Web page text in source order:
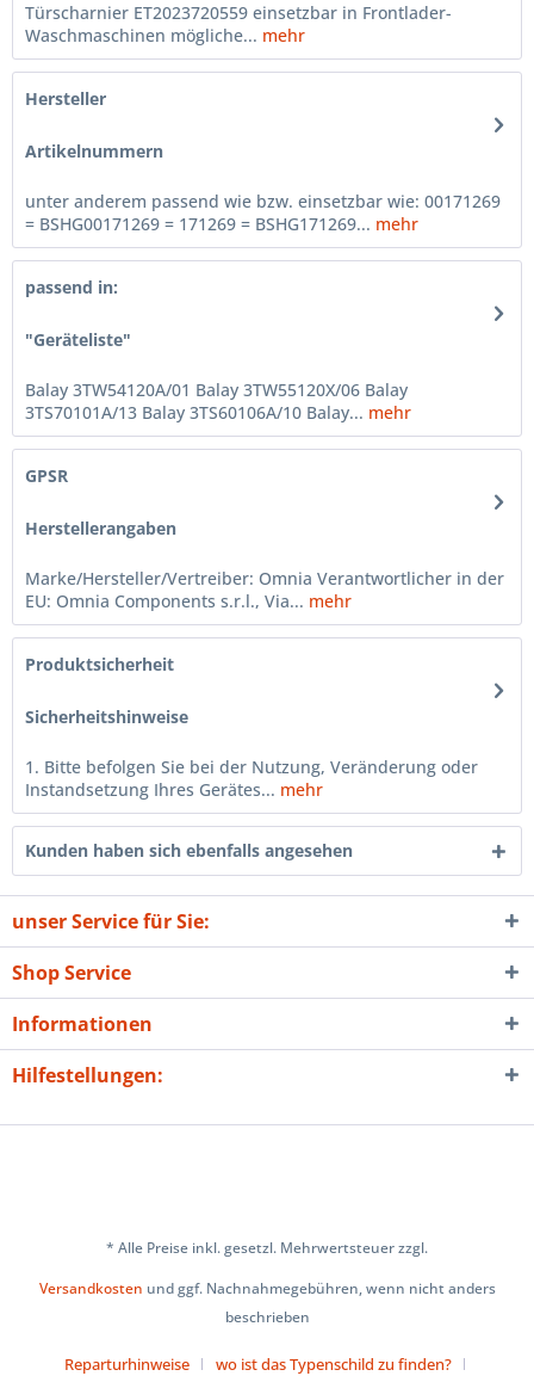
Türscharnier ET2023720559 einsetzbar in Frontlader-
Waschmaschinen mögliche... mehr
Hersteller
Artikelnummern
unter anderem passend wie bzw. einsetzbar wie: 00171269
= BSHG00171269 = 171269 = BSHG171269... mehr
passend in:
"Geräteliste"
Balay 3TW54120A/01 Balay 3TW55120X/06 Balay
3TS70101A/13 Balay 3TS60106A/10 Balay... mehr
GPSR
Herstellerangaben
Marke/Hersteller/Vertreiber: Omnia Verantwortlicher in der
EU: Omnia Components s.r.l., Via... mehr
Produktsicherheit
Sicherheitshinweise
1. Bitte befolgen Sie bei der Nutzung, Veränderung oder
Instandsetzung Ihres Gerätes... mehr
Kunden haben sich ebenfalls angesehen
unser Service für Sie:
Shop Service
Informationen
Hilfestellungen:
* Alle Preise inkl. gesetzl. Mehrwertsteuer zzgl.
Versandkosten und ggf. Nachnahmegebühren, wenn nicht anders
beschrieben
Reparturhinweise wo ist das Typenschild zu finden?